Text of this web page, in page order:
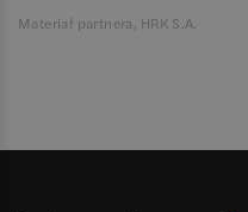
Materiał partnera, HRK S.A.